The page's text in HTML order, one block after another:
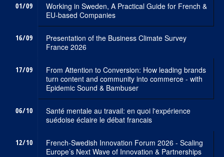
01/09
Working in Sweden, A Practical Guide for French &
EU-based Companies
16/09
Presentation of the Business Climate Survey
France 2026
17/09
From Attention to Conversion: How leading brands
turn content and community into commerce - with
Epidemic Sound & Bambuser
06/10
Santé mentale au travail: en quoi l'expérience
suédoise éclaire le débat francais
12/10
French-Swedish Innovation Forum 2026 - Scaling
Europe’s Next Wave of Innovation & Partnerships